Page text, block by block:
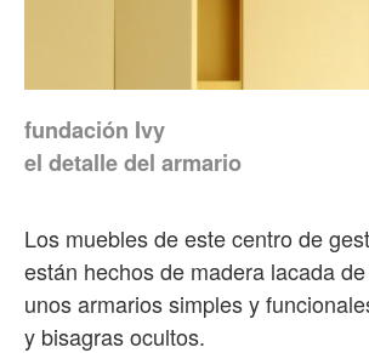
fundación Ivy
el detalle del armario
Los muebles de este centro de
están hechos de madera lacada
unos armarios simples y
y bisagras ocultos.